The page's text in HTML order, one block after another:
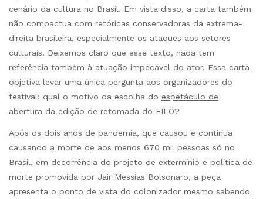
cenário da cultura no Brasil. Em vista disso, a carta também
não compactua com retóricas conservadoras da extrema-
direita brasileira, especialmente os ataques aos setores
culturais. Deixemos claro que esse texto, nada tem
referência também à atuação impecável do ator. Essa carta
objetiva levar uma única pergunta aos organizadores do
festival: qual o motivo da escolha do espetáculo de
abertura da edição de retomada do FILO?
Após os dois anos de pandemia, que causou e continua
causando a morte de aos menos 670 mil pessoas só no
Brasil, em decorrência do projeto de extermínio e política de
morte promovida por Jair Messias Bolsonaro, a peça
apresenta o ponto de vista do colonizador mesmo sabendo